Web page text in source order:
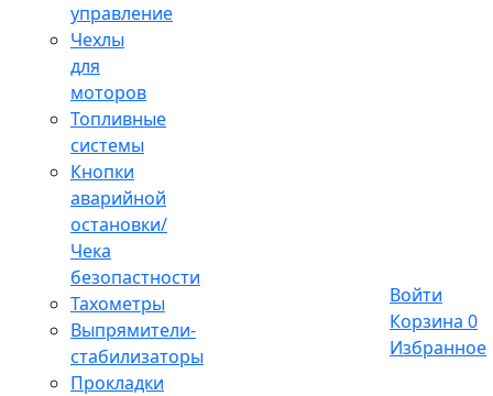
управление
Чехлы
для
моторов
Топливные
системы
Кнопки
аварийной
остановки/
Чека
безопастности
Тахометры
Выпрямители-
стабилизаторы
Прокладки
Войти
Корзина 0
Избранное